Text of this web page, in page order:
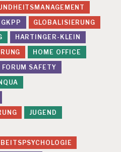
GKPP
GLOBALISIERUNG
HARTINGER-KLEIN
HOME OFFICE
FORUM SAFETY
JUGEND